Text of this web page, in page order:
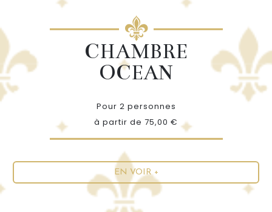
CHAMBRE
OCEAN
Pour 2 personnes
à partir de 75,00 €
EN VOIR +